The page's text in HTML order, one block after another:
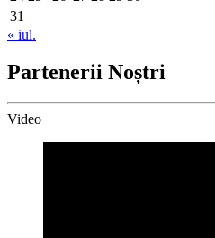
31
« iul.
Partenerii Noștri
Video